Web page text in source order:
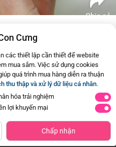
Chia sẻ
Tương tự
Cưng
các thiết lập cần thiết để website
mua sắm. Việc sử dụng cookies
quá trình mua hàng diễn ra thuận
thu thập và xử lý dữ liệu cá nhân.
hóa trải nghiệm
lợi khuyến mại
Chấp nhận
Giỏ hàng